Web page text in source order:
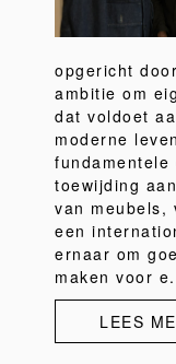
opgericht
ambitie om
dat voldoet
moderne
toewijding
van meubels,
een
ernaar om
maken voor
LEES